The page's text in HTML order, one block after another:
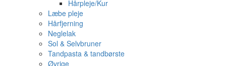
Hårpleje/Kur
Læbe pleje
Hårfjerning
Neglelak
Sol & Selvbruner
Tandpasta & tandbørste
Øvrige